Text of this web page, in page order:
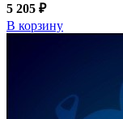
5 205 ₽
В корзину